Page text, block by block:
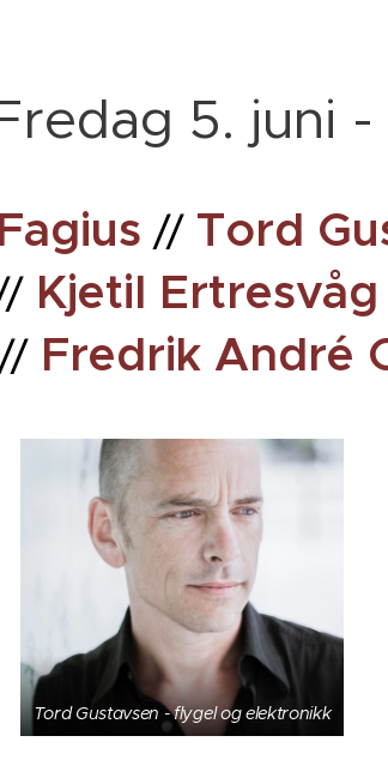
5. juni
// Tord
Kjetil Ertresvåg
Fredrik André
Tord Gustavsen - flygel og elektronikk